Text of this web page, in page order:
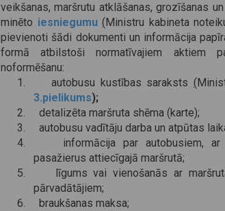
veikšanas, maršrutu atklāšanas, grozīšanas
minēto iesniegumu (Ministru kabineta
pievienoti šādi dokumenti un informācija
formā atbilstoši normatīvajiem aktiem
noformēšanu:
1. autobusu kustības saraksts(
3.pielikums);
2. detalizēta maršruta shēma (karte);
3. autobusu vadītāju darba un atpūtas
4. informācija par autobusiem, ar
pasažierus attiecīgajā maršrutā;
5. līgums vai vienošanās ar maršruta
pārvadātājiem;
6. braukšanas maksa;